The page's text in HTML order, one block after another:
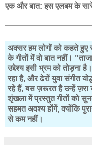
एक और बात: इस एलबम के
अक्सर हम लोगों को कहते
के गीतों में वो बात नहीं।
उद्देश्य इसी भ्रम को तोड़ना
रहा है, और ढेरों युवा संगीत
रहे हैं, बस ज़रूरत है उन्हें ज़रा
शृंखला में प्रस्तुत गीतों को
सहमत अवश्य होंगें, क्योंकि
से कम नहीं।